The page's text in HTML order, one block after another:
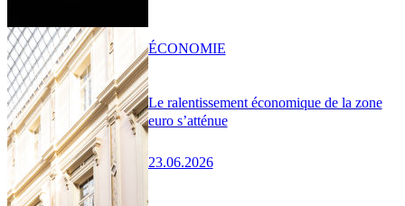
Le ralentissement économique de la zone
euro s’atténue
23.06.2026
ÉCONOMIE